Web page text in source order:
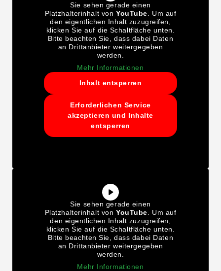
Sie sehen gerade einen
Platzhalterinhalt von YouTube . Um auf
den eigentlichen Inhalt zuzugreifen,
klicken Sie auf die Schaltfläche unten.
Bitte beachten Sie, dass dabei Daten
an Drittanbieter weitergegeben
werden.
Mehr Informationen
Inhalt entsperren
Erforderlichen Service
akzeptieren und Inhalte
entsperren
Sie sehen gerade einen
Platzhalterinhalt von YouTube . Um auf
den eigentlichen Inhalt zuzugreifen,
klicken Sie auf die Schaltfläche unten.
Bitte beachten Sie, dass dabei Daten
an Drittanbieter weitergegeben
werden.
Mehr Informationen